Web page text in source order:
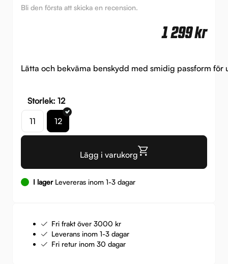
Bli den första att skicka en recension.
1 299kr
Lätta och bekväma benskydd med smidig passform för
Storlek: 12
11
12
Lägg i varukorg
I lagerLevereras inom 1-3 dagar
Fri frakt över 3000 kr
Leverans inom 1-3 dagar
Fri retur inom 30 dagar